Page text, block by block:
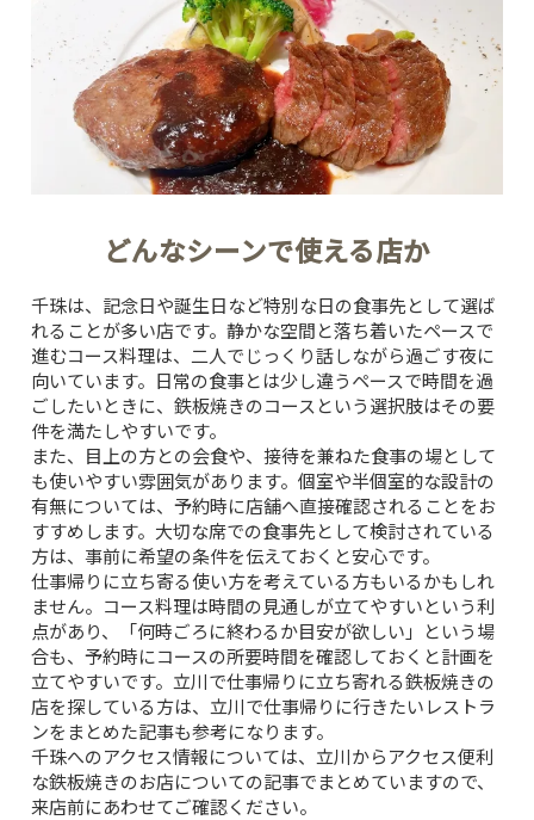
どんなシーンで使える店か
千珠は、記念日や誕生日など特別な日の食事先として選ば
れることが多い店です。静かな空間と落ち着いたペースで
進むコース料理は、二人でじっくり話しながら過ごす夜に
向いています。日常の食事とは少し違うペースで時間を過
ごしたいときに、鉄板焼きのコースという選択肢はその要
件を満たしやすいです。
また、目上の方との会食や、接待を兼ねた食事の場として
も使いやすい雰囲気があります。個室や半個室的な設計の
有無については、予約時に店舗へ直接確認されることをお
すすめします。大切な席での食事先として検討されている
方は、事前に希望の条件を伝えておくと安心です。
仕事帰りに立ち寄る使い方を考えている方もいるかもしれ
ません。コース料理は時間の見通しが立てやすいという利
点があり、「何時ごろに終わるか目安が欲しい」という場
合も、予約時にコースの所要時間を確認しておくと計画を
立てやすいです。立川で仕事帰りに立ち寄れる鉄板焼きの
店を探している方は、 立川で仕事帰りに行きたいレストラ
ンをまとめた記事も参考になります。
千珠へのアクセス情報については、 立川からアクセス便利
な鉄板焼きのお店についての記事でまとめていますので、
来店前にあわせてご確認ください。